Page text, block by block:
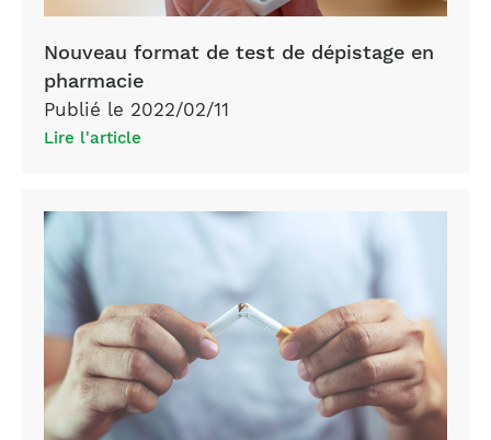
Nouveau format de test de dépistage en
pharmacie
Publié le 2022/02/11
Lire l'article